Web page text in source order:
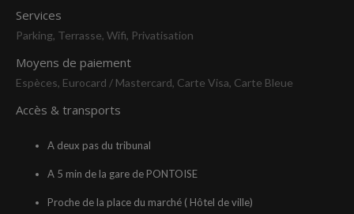
Services
Parking, Terrasse, Wifi, Privatisation
Moyens de paiement
Espèces, Eurocard / Mastercard, Carte Visa, Carte Bleue
Accès & transports
A deux pas du tribunal
A 5 min de la gare de PONTOISE
Proche de la place du marché ( Hôtel de ville)